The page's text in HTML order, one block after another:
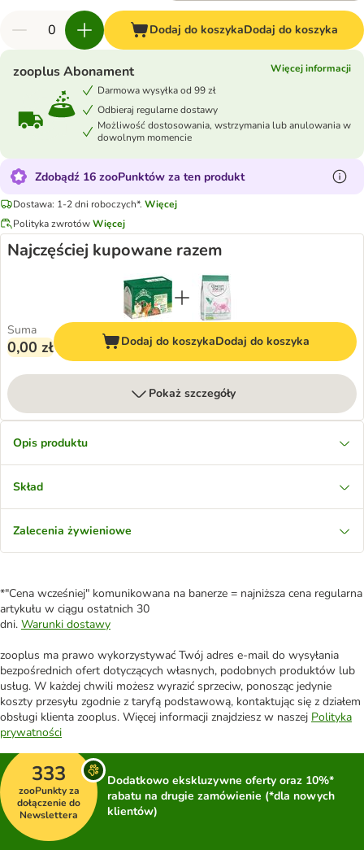
Dodaj do koszykaDodaj do koszyka
zooplus Abonament
Więcej informacji
Darmowa wysyłka od 99 zł
Odbieraj regularne dostawy
Możliwość dostosowania, wstrzymania lub anulowania w
dowolnym momencie
Zdobądź 16 zooPunktów za ten produkt
Dostawa: 1-2 dni roboczych*. Więcej
Polityka zwrotówWięcej
Najczęściej kupowane razem
Suma
0,00 zł Dodaj do koszykaDodaj do koszyka
Pokaż szczegóły
Opis produktu
Skład
Zalecenia żywieniowe
*"Cena wcześniej" komunikowana na banerze = najniższa cena regularna
artykułu w ciągu ostatnich 30
dni. Warunki dostawy
zooplus ma prawo wykorzystywać Twój adres e-mail do wysyłania
bezpośrednich ofert dotyczących własnych, podobnych produktów lub
usług. W każdej chwili możesz wyrazić sprzeciw, ponosząc jedynie
koszty przesyłu zgodnie z taryfą podstawową, kontaktując się z działem
obsługi klienta zooplus. Więcej informacji znajdziesz w naszej Polityka
prywatności
333
zooPunkty za
dołączenie do
Newslettera
Dodatkowo ekskluzywne oferty oraz 10%*
rabatu na drugie zamówienie (*dla nowych
klientów)